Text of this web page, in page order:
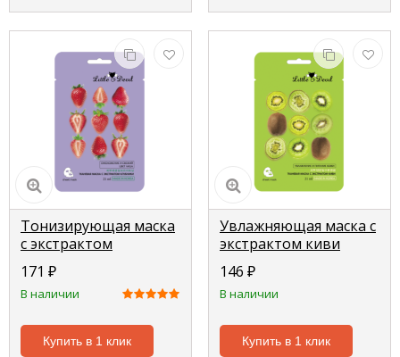
Тонизирующая маска
с экстрактом
клубники "Little Devil",
21 г.
171 ₽
В наличии
Купить в 1 клик
Увлажняющая маска с
экстрактом киви
"Little Devil", 21 г.
146 ₽
В наличии
Купить в 1 клик